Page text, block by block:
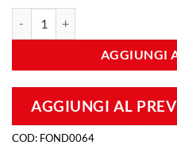
AGGIUNGI
AGGIUNGI AL
COD: FOND0064